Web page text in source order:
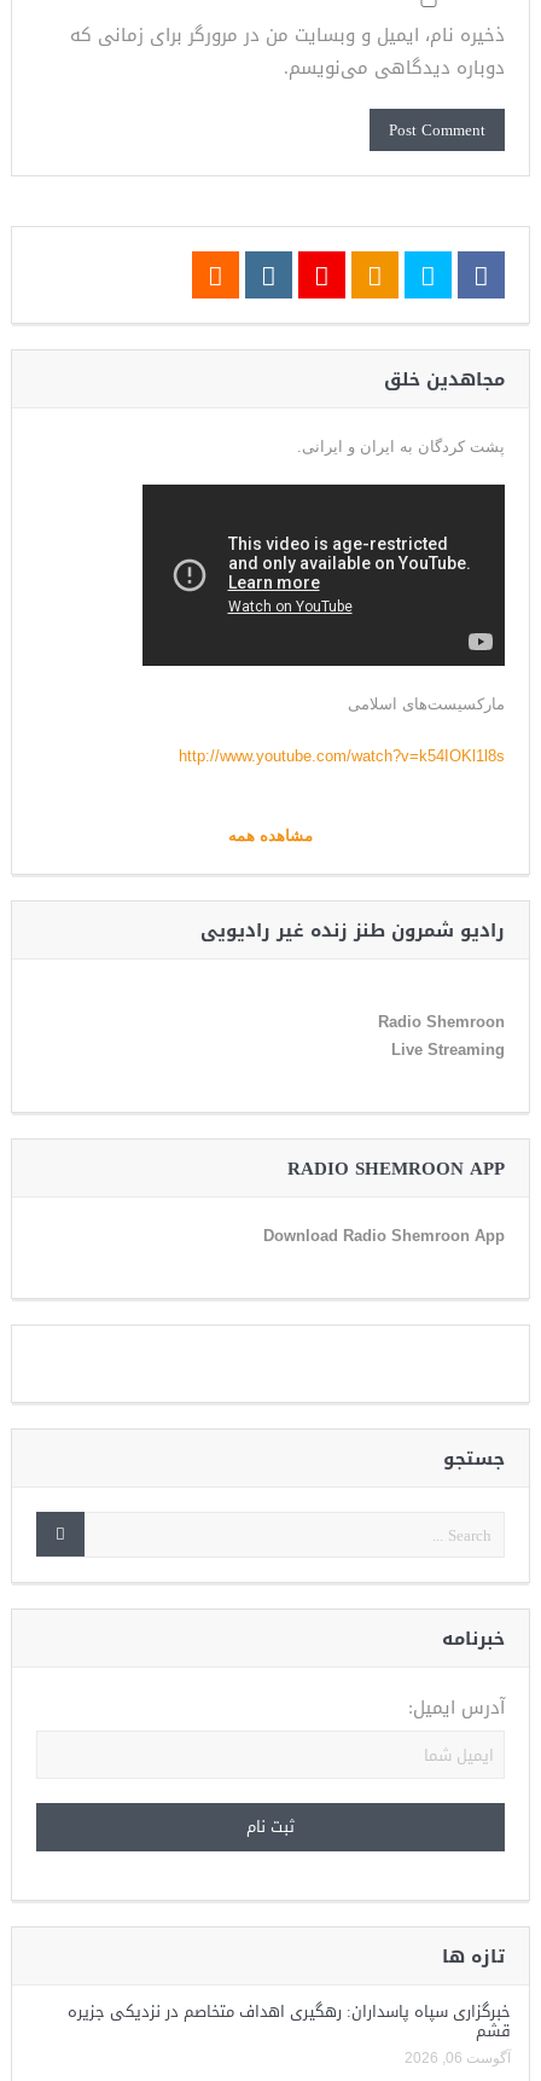
ذخیره نام، ایمیل و وبسایت من در مرورگر برای زمانی که
دوباره دیدگاهی می‌نویسم.
مجاهدین خلق
پشت کردگان به ایران و ایرانی.
مارکسیست‌های اسلامی
http://www.youtube.com/watch?v=k54IOKl1l8s
مشاهده همه
رادیو شمرون طنز زنده غیر رادیویی
Radio Shemroon
Live Streaming
RADIO SHEMROON APP
Download Radio Shemroon App
جستجو
خبرنامه
آدرس ایمیل:
تازه ها
خبرگزاری سپاه پاسداران: رهگیری اهداف متخاصم در نزدیکی جزیره
قشم
آگوست 06, 2026